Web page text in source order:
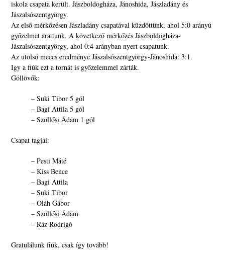
iskola csapata került. Jászboldogháza, Jánoshida, Jászladány és
Jászalsószentgyörgy.
Az első mérkőzésen Jászladány csapatával küzdöttünk, ahol 5:0 arányú
győzelmet arattunk. A következő mérkőzés Jászboldogháza-
Jászalsószentgyörgy, ahol 0:4 arányban nyert csapatunk.
Az utolsó meccs eredménye Jászalsószentgyörgy-Jánoshida: 3:1.
Igy a fiúk ezt a tornát is győzelemmel zárták.
Góllövők:
– Suki Tibor 5 gól
– Bagi Attila 5 gól
– Szöllősi Ádám 1 gól
Csapat tagjai:
– Pesti Máté
– Kiss Bence
– Bagi Attila
– Suki Tibor
– Oláh Gábor
– Szöllősi Ádám
– Ráz Rodrigó
Gratulálunk fiúk, csak így tovább!